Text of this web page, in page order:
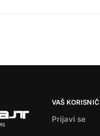
VAŠ
Prijavi se